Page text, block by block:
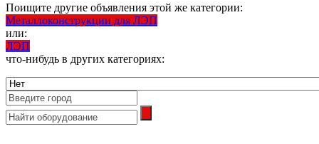
Поищите другие объявления этой же категории:
Металлоконструкции для ЛЭП
или:
ЛЭП
что-нибудь в других категориях: